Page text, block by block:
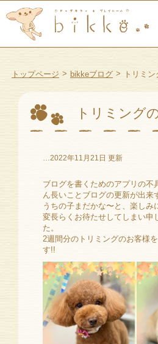
トップページ > bikkeブログ > トリミ
トリミング
…2022年11月21日 更新
ブログを書くためのアプリの不
ん長いことブログの更新が出来
うちの子まだかな〜と、楽しみ
変長らくお待たせしてしまい申
た。
2週間分のトリミングのお客様
す!!